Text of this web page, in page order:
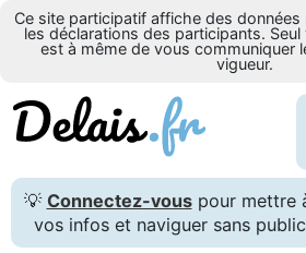
Ce site participatif affiche des
les déclarations des participants.
est à même de vous communiquer
vigueur.
💡 Connectez-vouspour mettre
vos infos et naviguer sans